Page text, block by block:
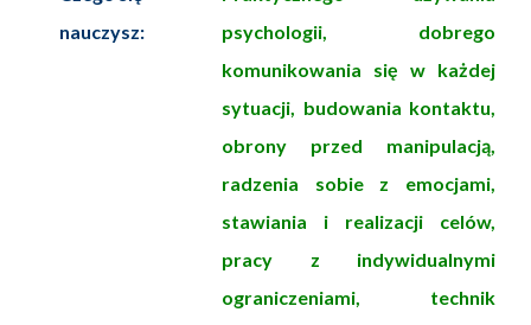
nauczysz:
psychologii, dobrego
komunikowania się w każdej
sytuacji, budowania kontaktu,
obrony przed manipulacją,
radzenia sobie z emocjami,
stawiania i realizacji celów,
pracy z indywidualnymi
ograniczeniami, technik